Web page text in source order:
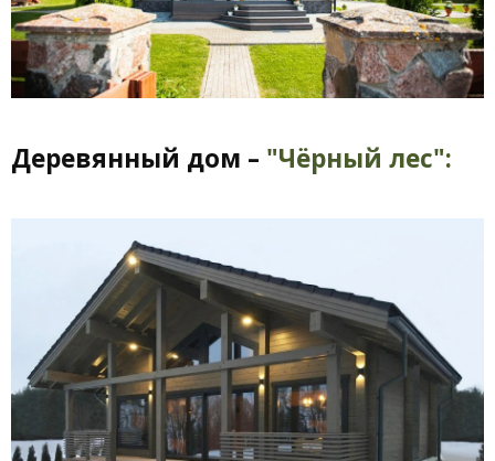
Деревянный дом – "Чёрный лес":